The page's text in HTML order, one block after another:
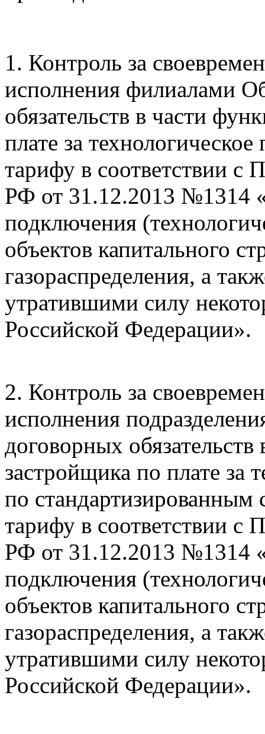
1. Контроль за
исполнения филиалами
обязательств в части
плате за
тарифу в соответствии с
РФ от 31.12.2013 №1314
подключения
объектов капитального
газораспределения, а
утратившими силу
Российской Федерации».
2. Контроль за
исполнения
договорных
застройщика по плате за
по стандартизированным
тарифу в соответствии с
РФ от 31.12.2013 №1314
подключения
объектов капитального
газораспределения, а
утратившими силу
Российской Федерации».